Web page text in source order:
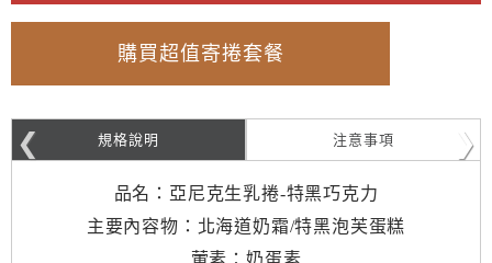
購買超值寄捲套餐
規格說明 注意事項
品名：亞尼克生乳捲-特黑巧克力
主要內容物：北海道奶霜/特黑泡芙蛋糕
葷素：奶蛋素